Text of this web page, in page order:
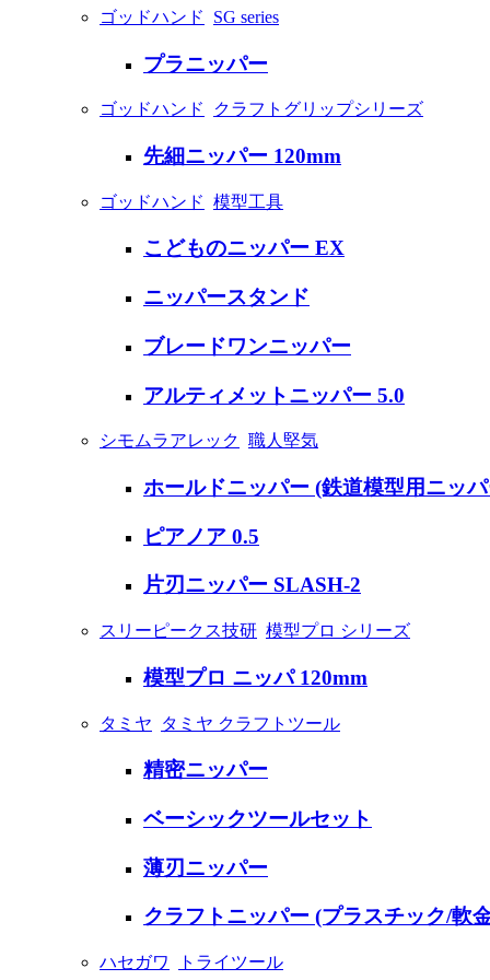
ゴッドハンド SG series
プラニッパー
ゴッドハンド クラフトグリップシリーズ
先細ニッパー 120mm
ゴッドハンド 模型工具
こどものニッパー EX
ニッパースタンド
ブレードワンニッパー
アルティメットニッパー 5.0
シモムラアレック 職人堅気
ホールドニッパー (鉄道模型用ニッ
ピアノア 0.5
片刃ニッパー SLASH-2
スリーピークス技研 模型プロ シリーズ
模型プロ ニッパ 120mm
タミヤ タミヤ クラフトツール
精密ニッパー
ベーシックツールセット
薄刃ニッパー
クラフトニッパー (プラスチック/軟
ハセガワ トライツール